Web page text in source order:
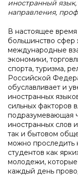
иностранный
направления,
В настоящее время
большинство сфер
международные
экономики,
спорта, туризма,
Российской
обуславливает и
иностранных
сильных факторов
подразумевающая
иностранных слов
так и бытовом
можно проследить
студентов как
молодежи,
каждый день